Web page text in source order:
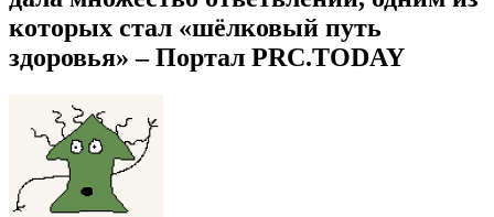
которых стал «шёлковый путь
здоровья» – Портал PRC.TODAY